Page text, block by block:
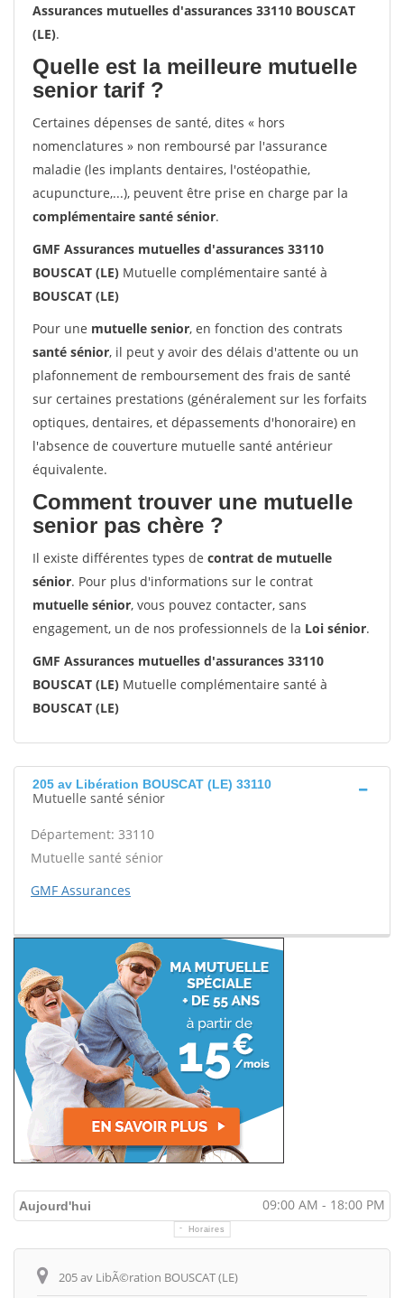
Assurances mutuelles d'assurances 33110 BOUSCAT
(LE).
Quelle est la meilleure mutuelle
senior tarif ?
Certaines dépenses de santé, dites « hors
nomenclatures » non remboursé par l'assurance
maladie (les implants dentaires, l'ostéopathie,
acupuncture,...), peuvent être prise en charge par la
complémentaire santé sénior.
GMF Assurances mutuelles d'assurances 33110
BOUSCAT (LE) Mutuelle complémentaire santé à
BOUSCAT (LE)
Pour une mutuelle senior, en fonction des contrats
santé sénior, il peut y avoir des délais d'attente ou un
plafonnement de remboursement des frais de santé
sur certaines prestations (généralement sur les forfaits
optiques, dentaires, et dépassements d'honoraire) en
l'absence de couverture mutuelle santé antérieur
équivalente.
Comment trouver une mutuelle
senior pas chère ?
Il existe différentes types de contrat de mutuelle
sénior. Pour plus d'informations sur le contrat
mutuelle sénior, vous pouvez contacter, sans
engagement, un de nos professionnels de la Loi sénior.
GMF Assurances mutuelles d'assurances 33110
BOUSCAT (LE) Mutuelle complémentaire santé à
BOUSCAT (LE)
205 av Libération BOUSCAT (LE) 33110
Mutuelle santé sénior
Département: 33110
Mutuelle santé sénior
GMF Assurances
Aujourd'hui 09:00 AM - 18:00 PM
Horaires
205 av LibÃ©ration BOUSCAT (LE)